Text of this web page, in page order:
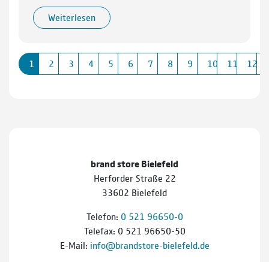
Weiterlesen
1 2 3 4 5 6 7 8 9 10 11 12
brand store Bielefeld
Herforder Straße 22
33602 Bielefeld
Telefon: 0 521 96650-0
Telefax: 0 521 96650-50
E-Mail: info@brandstore-bielefeld.de